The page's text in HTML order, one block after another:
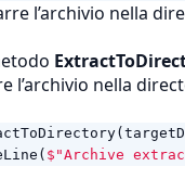
l’archivio nella
l’archivio nella
(
( $"Archive